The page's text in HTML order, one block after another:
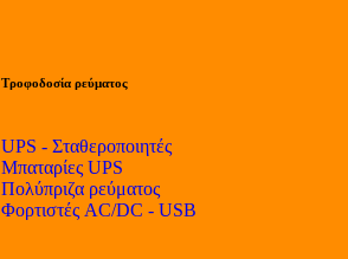
Τροφοδοσία ρεύματος
UPS - Σταθεροποιητές
Μπαταρίες UPS
Πολύπριζα ρεύματος
Φορτιστές AC/DC - USB